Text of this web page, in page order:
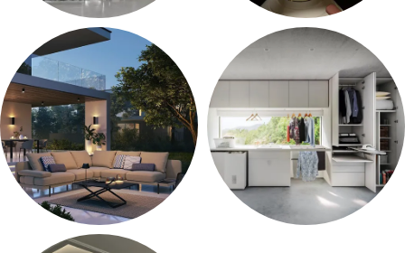
Ofiso Baldai Laisvalaikio Baldai
Lauko Baldai